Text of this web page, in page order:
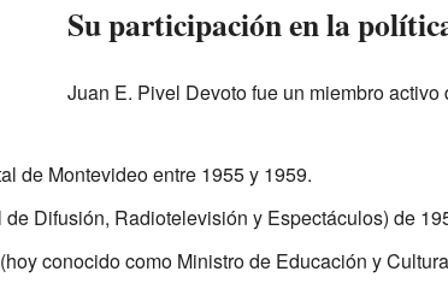
Su participación en la
Juan E. Pivel Devoto fue un miembro
de Montevideo entre 1955 y 1959.
Difusión, Radiotelevisión y Espectáculos) de
conocido como Ministro de Educación y